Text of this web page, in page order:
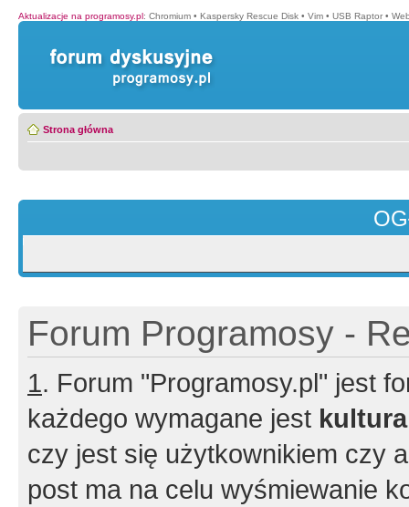
Aktualizacje na programosy.pl: Chromium • Kaspersky Rescue Disk • Vim • USB Raptor •
Strona główna
Forum Programosy -
1. Forum "Programosy.pl" jest
każdego wymagane jest
czy jest się użytkownikiem czy
post ma na celu wyśmiewanie